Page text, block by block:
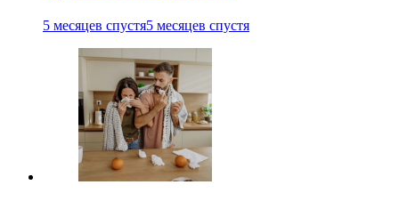
5 месяцев спустя5 месяцев спустя